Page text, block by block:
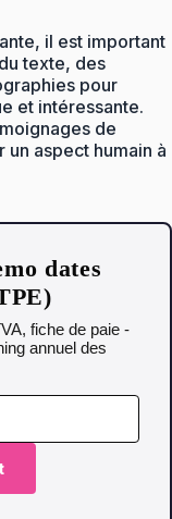
il est important
texte, des
pour
et intéressante.
de
aspect humain à
dates
fiche de paie -
annuel des